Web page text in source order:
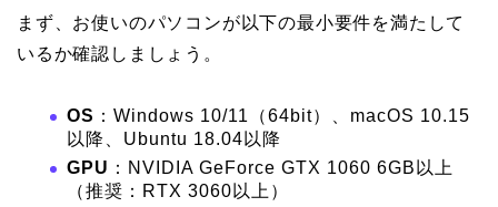
まず、お使いのパソコンが以下の最小要件を満たして
いるか確認しましょう。
OS ：Windows 10/11（64bit）、macOS 10.15
以降、Ubuntu 18.04以降
GPU ：NVIDIA GeForce GTX 1060 6GB以上
（推奨：RTX 3060以上）